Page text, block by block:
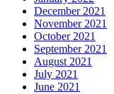
December 2021
November 2021
October 2021
September 2021
August 2021
July 2021
June 2021